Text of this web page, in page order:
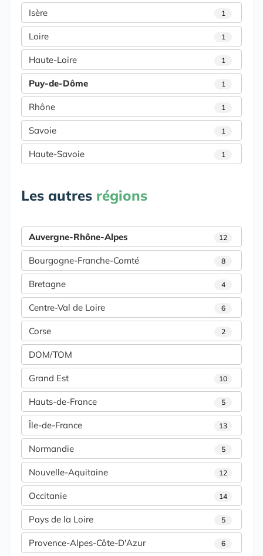
Isère 1
Loire 1
Haute-Loire 1
Puy-de-Dôme 1
Rhône 1
Savoie 1
Haute-Savoie 1
Les autres régions
Auvergne-Rhône-Alpes 12
Bourgogne-Franche-Comté 8
Bretagne 4
Centre-Val de Loire 6
Corse 2
DOM/TOM
Grand Est 10
Hauts-de-France 5
Île-de-France 13
Normandie 5
Nouvelle-Aquitaine 12
Occitanie 14
Pays de la Loire 5
Provence-Alpes-Côte-D'Azur 6